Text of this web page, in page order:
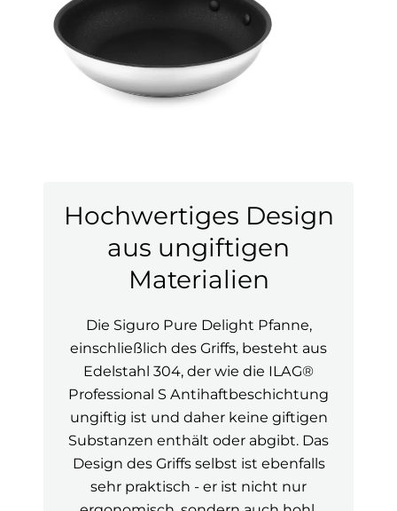
Hochwertiges Design
aus ungiftigen
Materialien
Die Siguro Pure Delight Pfanne,
einschließlich des Griffs, besteht aus
Edelstahl 304, der wie die ILAG®
Professional S Antihaftbeschichtung
ungiftig ist und daher keine giftigen
Substanzen enthält oder abgibt. Das
Design des Griffs selbst ist ebenfalls
sehr praktisch - er ist nicht nur